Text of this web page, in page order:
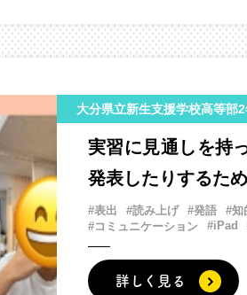
大分県立新生支援学校高等部
実習に見通しを持
発表したりするた
#表出 #読み上げ #発語 #知
#コミュニケーション
#iPad
詳しく見る